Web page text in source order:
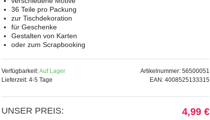
36 Teile pro Packung
zur Tischdekoration
für Geschenke
Gestalten von Karten
oder zum Scrapbooking
Verfügbarkeit:Auf Lager
Lieferzeit: 4-5 Tage
Artikelnummer: 56500051
EAN: 4008525133315
UNSER PREIS: 4,99 €